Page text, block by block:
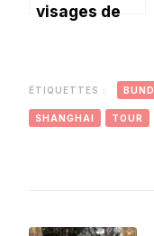
visages de
ÉTIQUETTES : BUND
SHANGHAI TOUR